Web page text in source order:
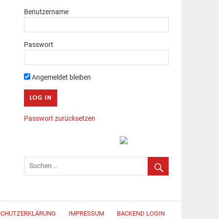
Benutzername
Passwort
Angemeldet bleiben
Passwort zurücksetzen
IMPRESSUM BACKEND LOGIN